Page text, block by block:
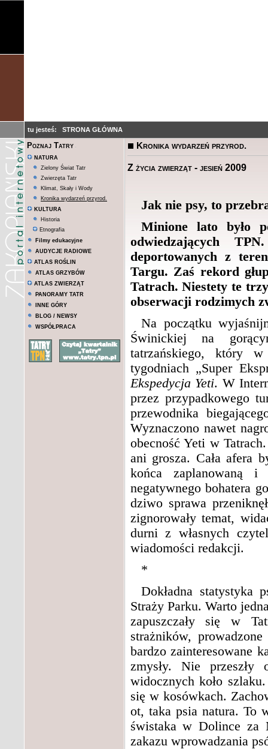
tu jesteś: STRONA GŁÓWNA
Poznaj Tatry
NATURA
Zielony Świat Tatr
Zwierzęta Tatr
Klimat, Skały i Wody
Kronika wydarzeń przyrod.
KULTURA
Historia
Etnografia
Filmy edukacyjne
AUDYCJE RADIOWE
ATLAS ROŚLIN
ATLAS GRZYBÓW
ATLAS ZWIERZĄT
PANORAMY TATR
INNE GÓRY
BLOG / NEWSY
WSPÓŁPRACA
Kronika wydarzeń przyrod.
Z życia zwierząt - jesień 2009
Jak nie psy, to
Minione lato było
odwiedzających
deportowanych z
Targu. Zaś rekord
Tatrach. Niestety te
obserwacji rodzimych
Na początku
Świnickiej na
tatrzańskiego, który
tygodniach „Super
Ekspedycja Yeti. W
przez przypadkowego
przewodnika
Wyznaczono nawet
obecność Yeti w
ani grosza. Cała afera
końca zaplanowaną
negatywnego bohatera
dziwo sprawa
zignorowały temat,
durni z własnych
wiadomości redakcji.
*
Dokładna statystyka
Straży Parku. Warto
zapuszczały się w
strażników,
bardzo zainteresowane
zmysły. Nie
widocznych koło
się w kosówkach.
ot, taka psia natura. To
świstaka w Dolince za
zakazu wprowadzania